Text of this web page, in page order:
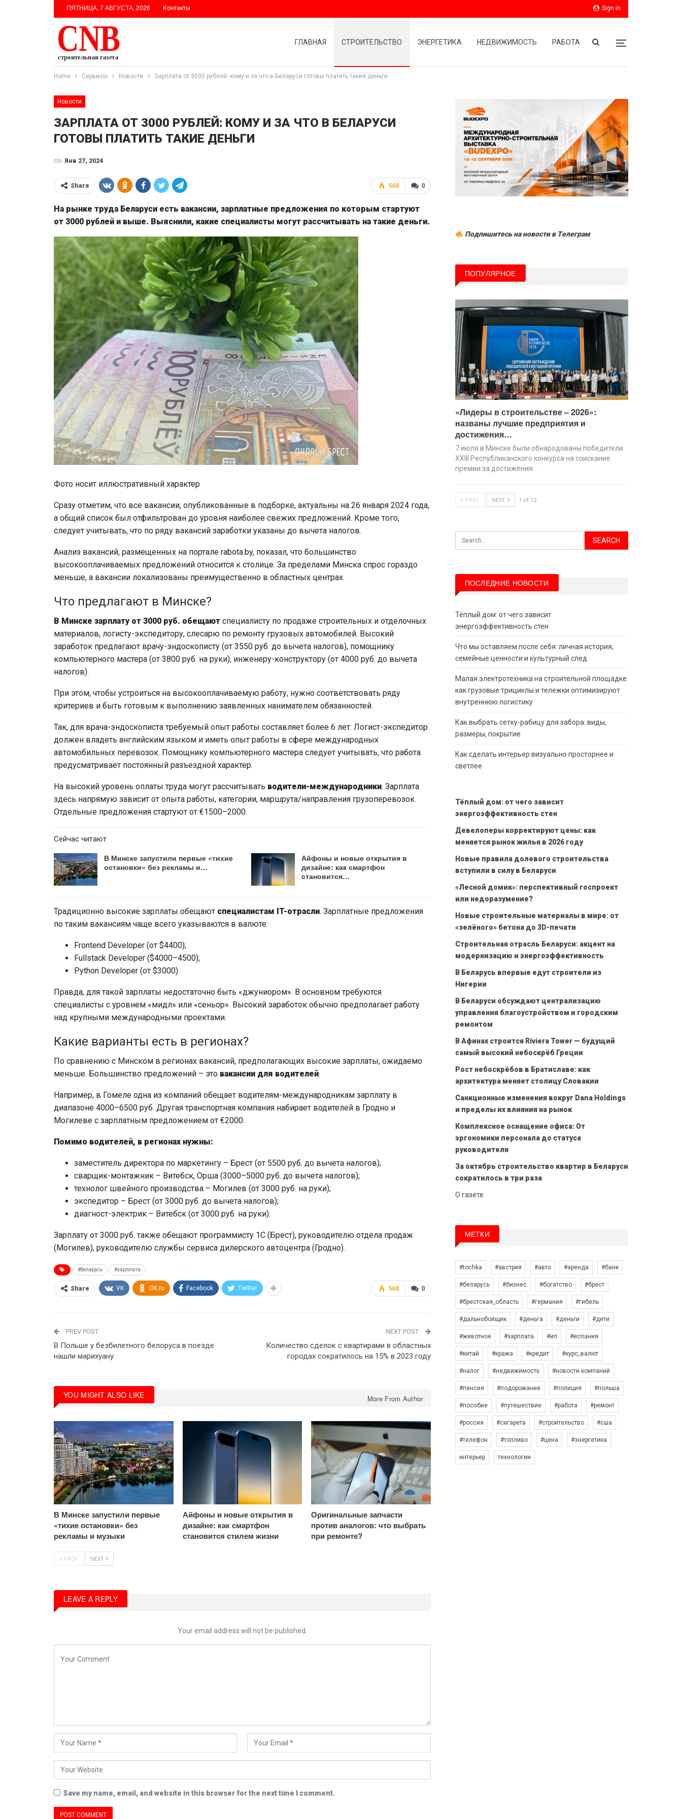
Sign in
ПЯТНИЦА, 7 АВГУСТА, 2026 Контакты
ГЛАВНАЯ СТРОИТЕЛЬСТВО ЭНЕРГЕТИКА НЕДВИЖИМОСТЬ РАБОТА
Home Сервисы Новости Зарплата от 3000 рублей: кому и за что в Беларуси готовы платить такие деньги
Новости
ЗАРПЛАТА ОТ 3000 РУБЛЕЙ: КОМУ И ЗА ЧТО В БЕЛАРУСИ
ГОТОВЫ ПЛАТИТЬ ТАКИЕ ДЕНЬГИ
On Янв 27, 2024
0
568
Share
На рынке труда Беларуси есть вакансии, зарплатные предложения по которым стартуют
от 3000 рублей и выше. Выяснили, какие специалисты могут рассчитывать на такие деньги.
Фото носит иллюстративный характер
Сразу отметим, что все вакансии, опубликованные в подборке, актуальны на 26 января 2024 года,
а общий список был отфильтрован до уровня наиболее свежих предложений. Кроме того,
следует учитывать, что по ряду вакансий заработки указаны до вычета налогов.
Анализ вакансий, размещенных на портале rabota.by, показал, что большинство
высокооплачиваемых предложений относится к столице. За пределами Минска спрос гораздо
меньше, а вакансии локализованы преимущественно в областных центрах.
Что предлагают в Минске?
В Минске зарплату от 3000 руб. обещают специалисту по продаже строительных и отделочных
материалов, логисту-экспедитору, слесарю по ремонту грузовых автомобилей. Высокий
заработок предлагают врачу-эндоскописту (от 3550 руб. до вычета налогов), помощнику
компьютерного мастера (от 3800 руб. на руки), инженеру-конструктору (от 4000 руб. до вычета
налогов).
При этом, чтобы устроиться на высокооплачиваемую работу, нужно соответствовать ряду
критериев и быть готовым к выполнению заявленных нанимателем обязанностей.
Так, для врача-эндоскописта требуемый опыт работы составляет более 6 лет. Логист-экспедитор
должен владеть английским языком и иметь опыт работы в сфере международных
автомобильных перевозок. Помощнику компьютерного мастера следует учитывать, что работа
предусматривает постоянный разъездной характер.
На высокий уровень оплаты труда могут рассчитывать водители-международники. Зарплата
здесь напрямую зависит от опыта работы, категории, маршрута/направления грузоперевозок.
Отдельные предложения стартуют от €1500–2000.
Сейчас читают
В Минске запустили первые «тихие
остановки» без рекламы и…
Айфоны и новые открытия в
дизайне: как смартфон
становится…
Традиционно высокие зарплаты обещают специалистам IT-отрасли. Зарплатные предложения
по таким вакансиям чаще всего указываются в валюте:
Frontend Developer (от $4400);
Fullstack Developer ($4000–4500);
Python Developer (от $3000).
Правда, для такой зарплаты недостаточно быть «джуниором». В основном требуются
специалисты с уровнем «мидл» или «сеньор». Высокий заработок обычно предполагает работу
над крупными международными проектами.
Какие варианты есть в регионах?
По сравнению с Минском в регионах вакансий, предполагающих высокие зарплаты, ожидаемо
меньше. Большинство предложений – это вакансии для водителей.
Например, в Гомеле одна из компаний обещает водителям-международникам зарплату в
диапазоне 4000–6500 руб. Другая транспортная компания набирает водителей в Гродно и
Могилеве с зарплатным предложением от €2000.
Помимо водителей, в регионах нужны:
заместитель директора по маркетингу – Брест (от 5500 руб. до вычета налогов);
сварщик-монтажник – Витебск, Орша (3000–5000 руб. до вычета налогов);
технолог швейного производства – Могилев (от 3000 руб. на руки);
экспедитор – Брест (от 3000 руб. до вычета налогов);
диагност-электрик – Витебск (от 3000 руб. на руки).
Зарплату от 3000 руб. также обещают программисту 1С (Брест), руководителю отдела продаж
(Могилев), руководителю службы сервиса дилерского автоцентра (Гродно).
#беларусь #зарплата
0
568
Share VK OK.ru Facebook Twitter
PREV POST
В Польше у безбилетного белоруса в поезде
нашли марихуану
NEXT POST
Количество сделок с квартирами в областных
городах сократилось на 15% в 2023 году
YOU MIGHT ALSO LIKE More From Author
В Минске запустили первые
«тихие остановки» без
рекламы и музыки
Айфоны и новые открытия в
дизайне: как смартфон
становится стилем жизни
Оригинальные запчасти
против аналогов: что выбрать
при ремонте?
PREV NEXT
LEAVE A REPLY
Your email address will not be published.
Save my name, email, and website in this browser for the next time I comment.
Подпишитесь на новости в Tелеграм
ПОПУЛЯРНОЕ
«Лидеры в строительстве – 2026»:
названы лучшие предприятия и
достижения…
7 июля в Минске были обнародованы победители
XХIII Республиканского конкурса на соискание
премии за достижения…
PREV NEXT 1 of 12
ПОСЛЕДНИЕ НОВОСТИ
Тёплый дом: от чего зависит
энергоэффективность стен
Что мы оставляем после себя: личная история,
семейные ценности и культурный след
Малая электротехника на строительной площадке:
как грузовые трициклы и тележки оптимизируют
внутреннюю логистику
Как выбрать сетку-рабицу для забора: виды,
размеры, покрытие
Как сделать интерьер визуально просторнее и
светлее
Тёплый дом: от чего зависит
энергоэффективность стен
Девелоперы корректируют цены: как
меняется рынок жилья в 2026 году
Новые правила долевого строительства
вступили в силу в Беларуси
«Лесной домик»: перспективный госпроект
или недоразумение?
Новые строительные материалы в мире: от
«зелёного» бетона до 3D-печати
Строительная отрасль Беларуси: акцент на
модернизацию и энергоэффективность
В Беларусь впервые едут строители из
Нигерии
В Беларуси обсуждают централизацию
управления благоустройством и городским
ремонтом
В Афинах строится Riviera Tower — будущий
самый высокий небоскрёб Греции
Рост небоскрёбов в Братиславе: как
архитектура меняет столицу Словакии
Санкционные изменения вокруг Dana Holdings
и пределы их влияния на рынок
Комплексное оснащение офиса: От
эргономики персонала до статуса
руководителя
За октябрь строительство квартир в Беларуси
сократилось в три раза
О газете
МЕТКИ
#tochka #австрия #авто #аренда #банк
#беларусь #бизнес #богатство #брест
#брестская_область #германия #гибель
#дальнобойщик #деньга #деньги #дети
#животное #зарплата #ип #испания
#китай #кража #кредит #курс_валют
#налог #недвижимость #новости компаний
#пенсия #подорожание #полиция #польша
#пособие #путешествие #работа #ремонт
#россия #сигарета #строительство #сша
#телефон #топливо #цена #энергетика
интерьер технологии